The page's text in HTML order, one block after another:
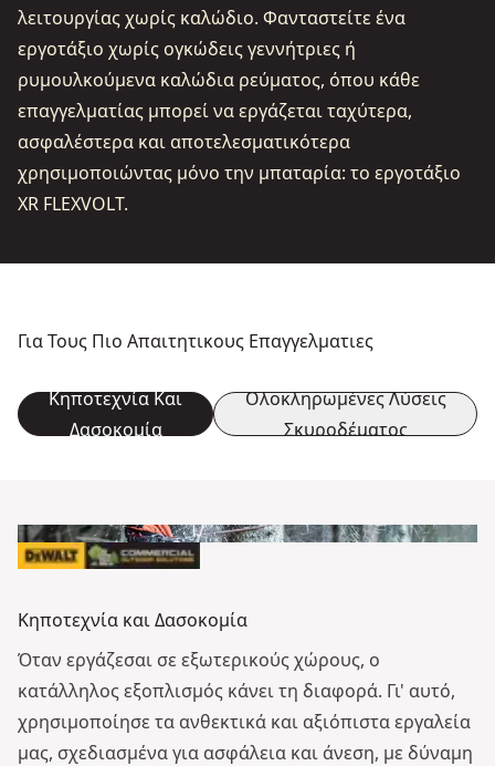
λειτουργίας χωρίς καλώδιο. Φανταστείτε ένα
εργοτάξιο χωρίς ογκώδεις γεννήτριες ή
ρυμουλκούμενα καλώδια ρεύματος, όπου κάθε
επαγγελματίας μπορεί να εργάζεται ταχύτερα,
ασφαλέστερα και αποτελεσματικότερα
χρησιμοποιώντας μόνο την μπαταρία: το εργοτάξιο
XR FLEXVOLT.
Για Τους Πιο Απαιτητικους Επαγγελματιες
Κηποτεχνία Και
Δασοκομία
Ολοκληρωμένες Λύσεις
Σκυροδέματος
Κηποτεχνία και Δασοκομία
Όταν εργάζεσαι σε εξωτερικούς χώρους, ο
κατάλληλος εξοπλισμός κάνει τη διαφορά. Γι' αυτό,
χρησιμοποίησε τα ανθεκτικά και αξιόπιστα εργαλεία
μας, σχεδιασμένα για ασφάλεια και άνεση, με δύναμη